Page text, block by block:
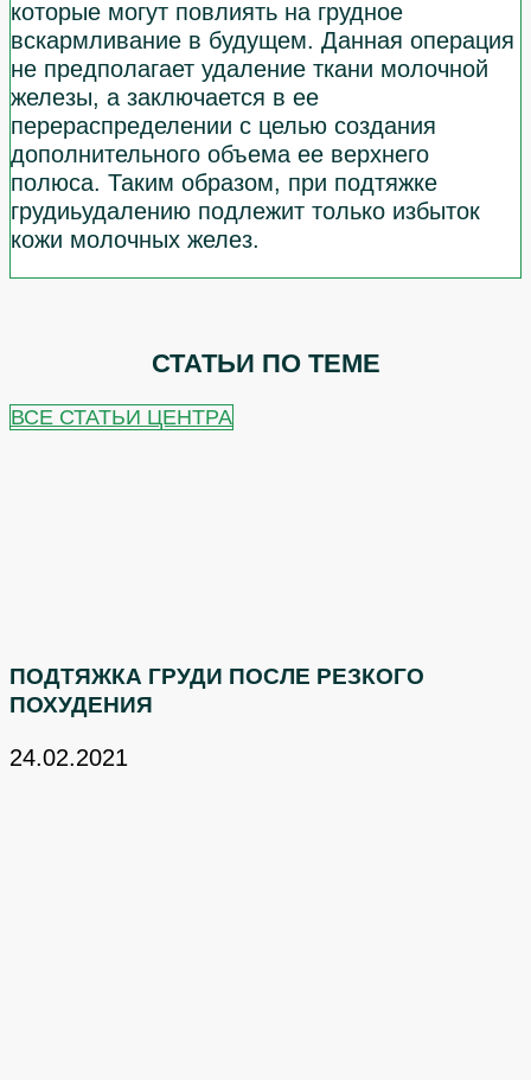
которые могут повлиять на грудное
вскармливание в будущем. Данная операция
не предполагает удаление ткани молочной
железы, а заключается в ее
перераспределении с целью создания
дополнительного объема ее верхнего
полюса. Таким образом, при подтяжке
грудиьудалению подлежит только избыток
кожи молочных желез.
СТАТЬИ ПО ТЕМЕ
ВСЕ СТАТЬИ ЦЕНТРА
ПОДТЯЖКА ГРУДИ ПОСЛЕ РЕЗКОГО
ПОХУДЕНИЯ
24.02.2021